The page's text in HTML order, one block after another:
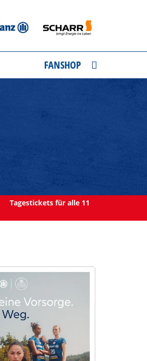
FANSHOP
Tagestickets für alle 11